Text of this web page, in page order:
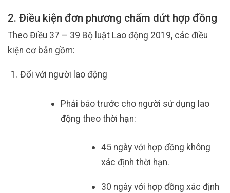
2. Điều kiện đơn phương chấm dứt hợp đồng
Theo Điều 37 – 39 Bộ luật Lao động 2019, các điều
kiện cơ bản gồm:
Đối với người lao động
Phải báo trước cho người sử dụng lao
động theo thời hạn:
45 ngày với hợp đồng không
xác định thời hạn.
30 ngày với hợp đồng xác định